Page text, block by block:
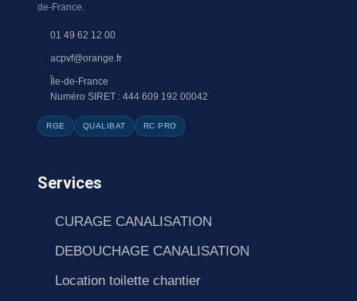
de-France.
01 49 62 12 00
acpvf@orange.fr
Île-de-France
Numéro SIRET : 444 609 192 00042
RGE QUALIBAT RC PRO
Services
CURAGE CANALISATION
DEBOUCHAGE CANALISATION
Location toilette chantier